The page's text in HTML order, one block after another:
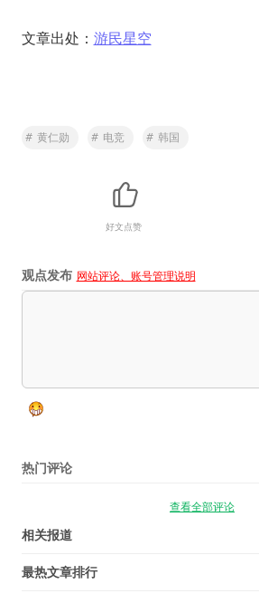
文章出处： 游民星空
# 黄仁勋 # 电竞 # 韩国
好文点赞
观点发布 网站评论、账号管理说明
热门评论
查看全部评论
相关报道
最热文章排行